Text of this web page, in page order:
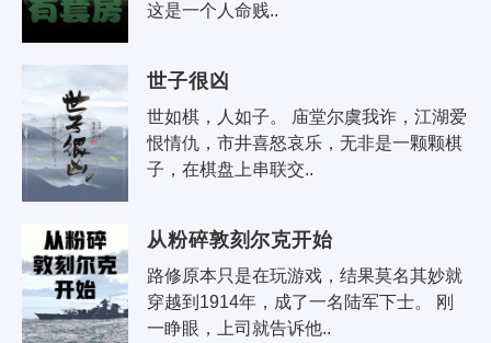
这是一个人命贱..
世子很凶
世如棋，人如子。 庙堂尔虞我诈，江湖爱
恨情仇，市井喜怒哀乐，无非是一颗颗棋
子，在棋盘上串联交..
从粉碎敦刻尔克开始
路修原本只是在玩游戏，结果莫名其妙就
穿越到1914年，成了一名陆军下士。 刚
一睁眼，上司就告诉他..